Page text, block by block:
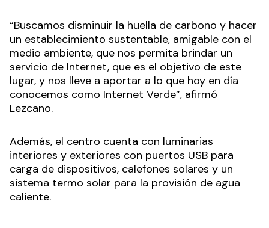
“Buscamos disminuir la huella de carbono y hacer
un establecimiento sustentable, amigable con el
medio ambiente, que nos permita brindar un
servicio de Internet, que es el objetivo de este
lugar, y nos lleve a aportar a lo que hoy en día
conocemos como Internet Verde”, afirmó
Lezcano.
Además, el centro cuenta con luminarias
interiores y exteriores con puertos USB para
carga de dispositivos, calefones solares y un
sistema termo solar para la provisión de agua
caliente.